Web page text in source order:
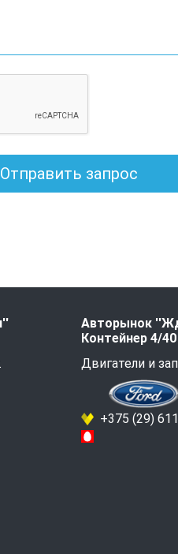
Отправить запрос
Авторынок
Контейнер 4/40
Двигатели и
+375 (29)